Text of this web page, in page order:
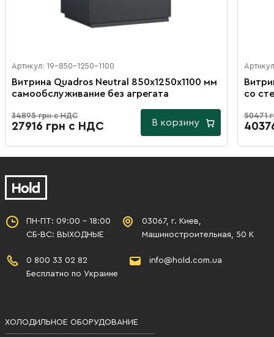
Артикул: 19-850-1250-1100
Витрина Quadros Neutral 850х1250х1100 мм
самообслуживание без агрегата
34895 грн с НДС
27916 грн с НДС В корзину
со
50471
ПН-ПТ: 09:00 - 18:00
СБ-ВС: ВЫХОДНЫЕ
03067, г. Киев,
Машиностроительная, 50 К
0 800 33 02 82
Бесплатно по Украине
info@hold.com.ua
ХОЛОДИЛЬНОЕ ОБОРУДОВАНИЕ